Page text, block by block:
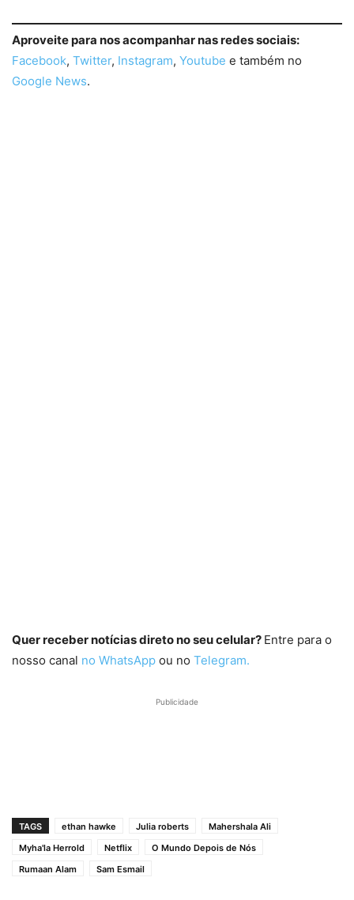
Aproveite para nos acompanhar nas redes sociais:
Facebook, Twitter, Instagram, Youtube e também no
Google News.
Quer receber notícias direto no seu celular? Entre para o
nosso canal no WhatsApp ou no Telegram.
Publicidade
TAGS ethan hawke Julia roberts
Mahershala Ali
Myha'la Herrold
Netflix
O Mundo Depois de Nós
Rumaan Alam
Sam Esmail